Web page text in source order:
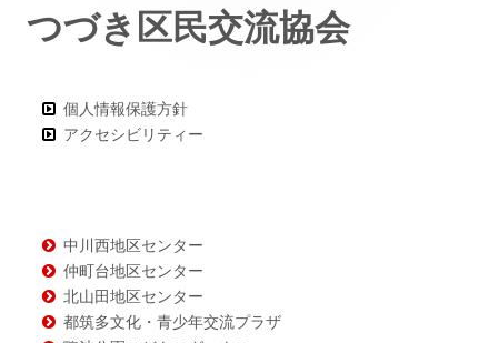
ー・
ン
テ
つづき区民交流協会
個人情報保護方針
アクセシビリティー
中川西地区センター
仲町台地区センター
北山田地区センター
都筑多文化・青少年交流プラザ